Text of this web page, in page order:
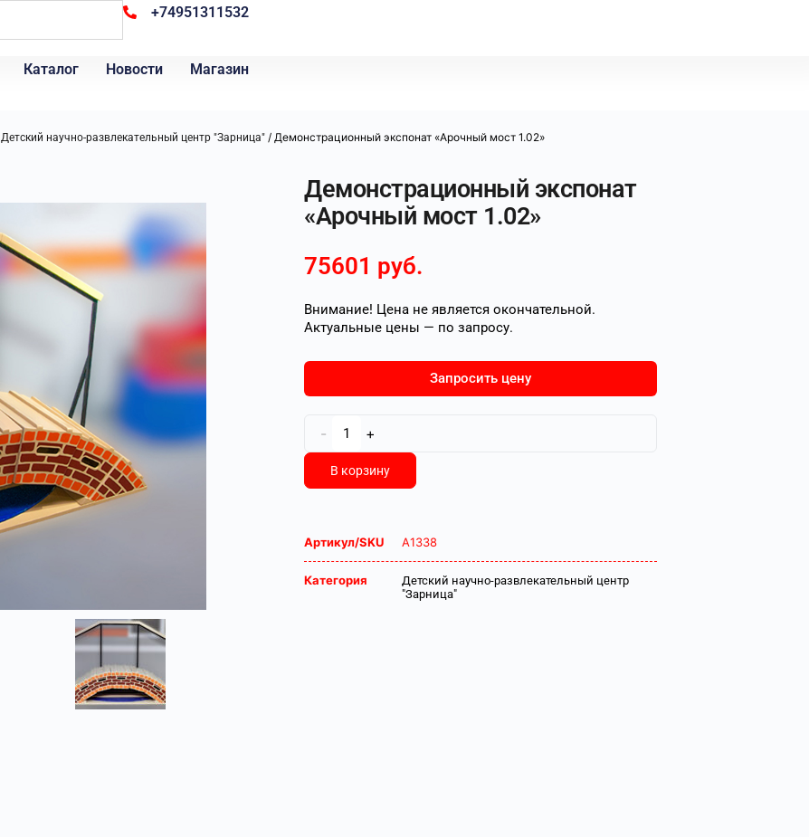
+74951311532
Каталог Новости Магазин
Детский научно-развлекательный центр "Зарница" / Демонстрационный экспонат «Арочный мост 1.02»
Демонстрационный экспонат
«Арочный мост 1.02»
75601 руб.
Внимание! Цена не является окончательной.
Актуальные цены — по запросу.
Запросить цену
- +
В корзину
Артикул/SKU А1338
Категория
Детский научно-развлекательный центр
"Зарница"